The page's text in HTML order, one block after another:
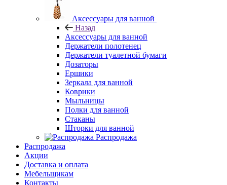
Аксессуары для ванной
Назад
Аксессуары для ванной
Держатели полотенец
Держатели туалетной бумаги
Дозаторы
Ершики
Зеркала для ванной
Коврики
Мыльницы
Полки для ванной
Стаканы
Шторки для ванной
Распродажа
Распродажа
Акции
Доставка и оплата
Мебельщикам
Контакты